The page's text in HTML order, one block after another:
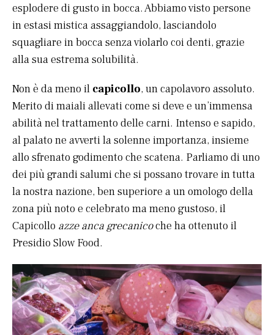
esplodere di gusto in bocca. Abbiamo visto persone
in estasi mistica assaggiandolo, lasciandolo
squagliare in bocca senza violarlo coi denti, grazie
alla sua estrema solubilità.
Non è da meno il capicollo, un capolavoro assoluto.
Merito di maiali allevati come si deve e un’immensa
abilità nel trattamento delle carni. Intenso e sapido,
al palato ne avverti la solenne importanza, insieme
allo sfrenato godimento che scatena. Parliamo di uno
dei più grandi salumi che si possano trovare in tutta
la nostra nazione, ben superiore a un omologo della
zona più noto e celebrato ma meno gustoso, il
Capicollo azze anca grecanicoche ha ottenuto il
Presidio Slow Food.